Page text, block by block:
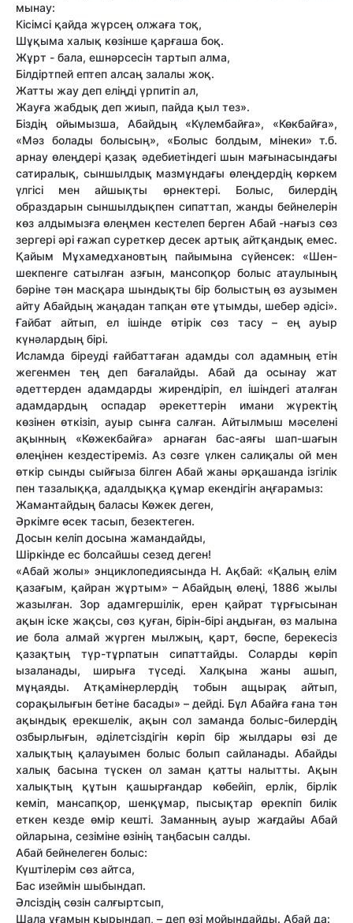
мынау:
Кісімсі қайда жүрсең олжаға тоқ,
Шұқыма халық көзінше қарғаша боқ.
Жұрт - бала, ешнәрсесін тартып алма,
Білдіртпей ептеп алсаң залалы жоқ.
Жатты жау деп еліңді үрпитіп ал,
Жауға жабдық деп жиып, пайда қыл тез».
Біздің ойымызша, Абайдың «Күлембайға», «Көкбайға»,
«Мәз болады болысың», «Болыс болдым, мінеки» т.б.
арнау өлеңдері қазақ әдебиетіндегі шын мағынасындағы
сатиралық, сыншылдық мазмұндағы өлеңдердің көркем
үлгісі мен айшықты өрнектері. Болыс, билердің
образдарын сыншылдықпен сипаттап, жанды бейнелерін
көз алдымызға өлеңмен кестелеп берген Абай -нағыз сөз
зергері әрі ғажап суреткер десек артық айтқандық емес.
Қайым Мұхамедхановтың пайымына сүйенсек: «Шен-
шекпенге сатылған азғын, мансопқор болыс атаулының
бәріне тән масқара шындықты бір болыстың өз аузымен
айту Абайдың жаңадан тапқан өте ұтымды, шебер әдісі».
Ғайбат айтып, ел ішінде өтірік сөз тасу – ең ауыр
күнәлардың бірі.
Исламда біреуді ғайбаттаған адамды сол адамның етін
жегенмен тең деп бағалайды. Абай да осынау жат
әдеттерден адамдарды жирендіріп, ел ішіндегі аталған
адамдардың оспадар әрекеттерін имани жүректің
көзінен өткізіп, ауыр сынға салған. Айтылмыш мәселені
ақынның «Көжекбайға» арнаған бас-аяғы шап-шағын
өлеңінен кездестіреміз. Аз сөзге үлкен салиқалы ой мен
өткір сынды сыйғыза білген Абай жаны әрқашанда ізгілік
пен тазалыққа, адалдыққа құмар екендігін аңғарамыз:
Жамантайдың баласы Көжек деген,
Әркімге өсек тасып, безектеген.
Досын келіп досына жамандайды,
Шіркінде ес болсайшы сезед деген!
«Абай жолы» энциклопедиясында Н. Ақбай: «Қалың елім
қазағым, қайран жұртым» – Абайдың өлеңі, 1886 жылы
жазылған. Зор адамгершілік, ерен қайрат тұрғысынан
ақын іске жақсы, сөз қуған, бірін-бірі аңдыған, өз малына
ие бола алмай жүрген мылжың, қарт, бөспе, берекесіз
қазақтың түр-тұрпатын сипаттайды. Соларды көріп
ызаланады, ширыға түседі. Халқына жаны ашып,
мұңаяды. Атқамінерлердің тобын ащырақ айтып,
сорақылығын бетіне басады» – дейді. Бұл Абайға ғана тән
ақындық ерекшелік, ақын сол заманда болыс-билердің
озбырлығын, әділетсіздігін көріп бір жылдары өзі де
халықтың қалауымен болыс болып сайланады. Абайды
халық басына түскен ол заман қатты налытты. Ақын
халықтың құтын қашырғандар көбейіп, ерлік, бірлік
кеміп, мансапқор, шенқұмар, пысықтар өрекпіп билік
еткен кезде өмір кешті. Заманның ауыр жағдайы Абай
ойларына, сезіміне өзінің таңбасын салды.
Абай бейнелеген болыс:
Күштілерім сөз айтса,
Бас изеймін шыбындап.
Әлсіздің сөзін салғыртсып,
Шала ұғамын қырындап, – деп өзі мойындайды. Абай да: